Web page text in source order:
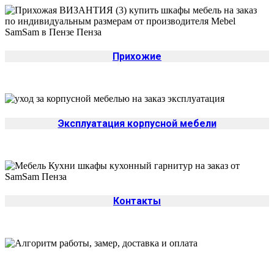
Прихожие
Эксплуатация корпусной мебели
Контакты